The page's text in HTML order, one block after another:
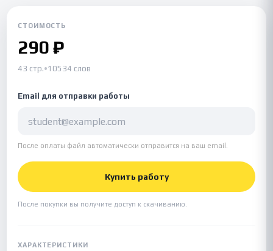
СТОИМОСТЬ
290 ₽
43 стр.•10534 слов
Email для отправки работы
После оплаты файл автоматически отправится на ваш email.
Купить работу
После покупки вы получите доступ к скачиванию.
ХАРАКТЕРИСТИКИ